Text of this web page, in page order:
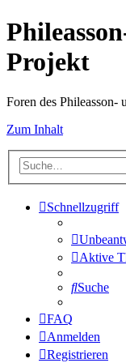
Projekt
Foren des Phileasson-
Zum Inhalt
Schnellzugriff
Aktive
Suche
FAQ
Anmelden
Registrieren